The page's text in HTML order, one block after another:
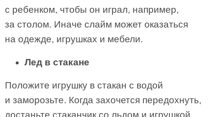
с ребенком, чтобы он играл, например,
за столом. Иначе слайм может оказаться
на одежде, игрушках и мебели.
Лед в стакане
Положите игрушку в стакан с водой
и заморозьте. Когда захочется передохнуть,
достаньте стаканчик со льдом и игрушкой,